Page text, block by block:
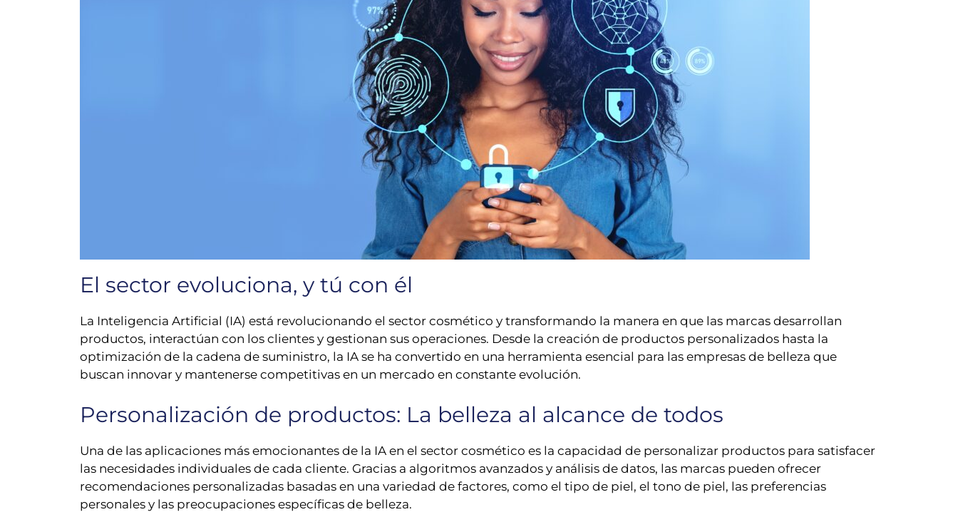
El sector evoluciona, y tú con él
La Inteligencia Artificial (IA) está revolucionando el sector cosmético y transformando la manera en que las marcas desarrollan
productos, interactúan con los clientes y gestionan sus operaciones. Desde la creación de productos personalizados hasta la
optimización de la cadena de suministro, la IA se ha convertido en una herramienta esencial para las empresas de belleza que
buscan innovar y mantenerse competitivas en un mercado en constante evolución.
Personalización de productos: La belleza al alcance de todos
Una de las aplicaciones más emocionantes de la IA en el sector cosmético es la capacidad de personalizar productos para satisfacer
las necesidades individuales de cada cliente. Gracias a algoritmos avanzados y análisis de datos, las marcas pueden ofrecer
recomendaciones personalizadas basadas en una variedad de factores, como el tipo de piel, el tono de piel, las preferencias
personales y las preocupaciones específicas de belleza.